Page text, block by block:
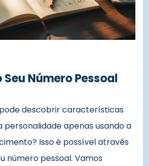
Número Pessoal
descobrir características
personalidade apenas usando a
Isso é possível através
número pessoal. Vamos